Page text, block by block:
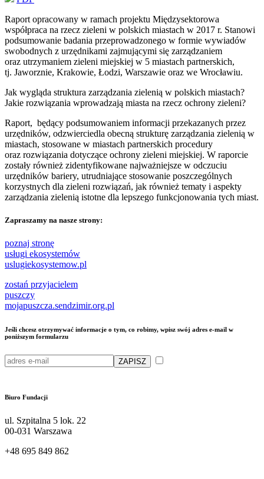
Raport opracowany w ramach projektu Międzysektorowa
współpraca na rzecz zieleni w polskich miastach w 2017 r. Stanowi
podsumowanie badania przeprowadzonego w formie wywiadów
swobodnych z urzędnikami zajmującymi się zarządzaniem
oraz utrzymaniem zieleni miejskiej w 5 miastach partnerskich,
tj. Jaworznie, Krakowie, Łodzi, Warszawie oraz we Wrocławiu.
Jak wygląda struktura zarządzania zielenią w polskich miastach?
Jakie rozwiązania wprowadzają miasta na rzecz ochrony zieleni?
Raport, będący podsumowaniem informacji przekazanych przez
urzędników, odzwierciedla obecną strukturę zarządzania zielenią w
miastach, stosowane w miastach partnerskich procedury
oraz rozwiązania dotyczące ochrony zieleni miejskiej. W raporcie
zostały również zidentyfikowane najważniejsze w odczuciu
urzędników bariery, utrudniające stosowanie poszczególnych
korzystnych dla zieleni rozwiązań, jak również tematy i aspekty
zarządzania zielenią istotne dla lepszego funkcjonowania tych miast.
Zapraszamy na nasze strony:
poznaj stronę
usługi ekosystemów
uslugiekosystemow.pl
zostań przyjacielem
puszczy
mojapuszcza.sendzimir.org.pl
Jeśli chcesz otrzymywać informacje o tym, co robimy, wpisz swój adres e-mail w
poniższym formularzu
Biuro Fundacji
ul. Szpitalna 5 lok. 22
00-031 Warszawa
+48 695 849 862